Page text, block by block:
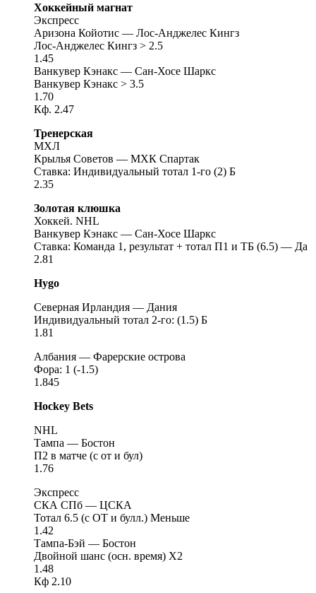
Хоккейный магнат
Экспресс
Аризона Койотис — Лос-Анджелес Кингз
Лос-Анджелес Кингз > 2.5
1.45
Ванкувер Кэнакс — Сан-Хосе Шаркс
Ванкувер Кэнакс > 3.5
1.70
Кф. 2.47
Тренерская
МХЛ
Крылья Советов — МХК Спартак
Ставка: Индивидуальный тотал 1-го (2) Б
2.35
Золотая клюшка
Хоккей. NHL
Ванкувер Кэнакс — Сан-Хосе Шаркс
Ставка: Команда 1, результат + тотал П1 и ТБ (6.5) — Да
2.81
Hygo
Северная Ирландия — Дания
Индивидуальный тотал 2-го: (1.5) Б
1.81
Албания — Фарерские острова
Фора: 1 (-1.5)
1.845
Hockey Bets
NHL
Тампа — Бостон
П2 в матче (с от и бул)
1.76
Экспресс
СКА СПб — ЦСКА
Тотал 6.5 (с ОТ и булл.) Меньше
1.42
Тампа-Бэй — Бостон
Двойной шанс (осн. время) X2
1.48
Кф 2.10